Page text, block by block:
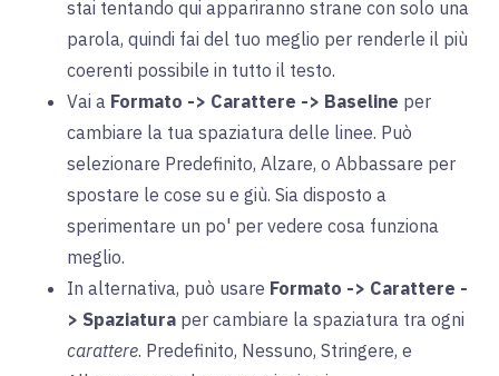
stai tentando qui appariranno strane con solo una
parola, quindi fai del tuo meglio per renderle il più
coerenti possibile in tutto il testo.
Vai a Formato -> Carattere -> Baseline per
cambiare la tua spaziatura delle linee. Può
selezionare Predefinito, Alzare, o Abbassare per
spostare le cose su e giù. Sia disposto a
sperimentare un po' per vedere cosa funziona
meglio.
In alternativa, può usare Formato -> Carattere -
> Spaziatura per cambiare la spaziatura tra ogni
carattere. Predefinito, Nessuno, Stringere, e